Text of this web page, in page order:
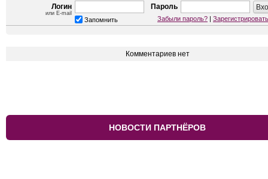
Логин
или E-mail
Пароль
Запомнить Забыли пароль? |
Комментариев нет
НОВОСТИ ПАРТНЁРОВ